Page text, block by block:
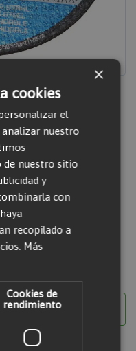
radial
×
cookies
el
nuestro
de nuestro sitio
y
con
recopilado a
Más
Cookies de
rendimiento